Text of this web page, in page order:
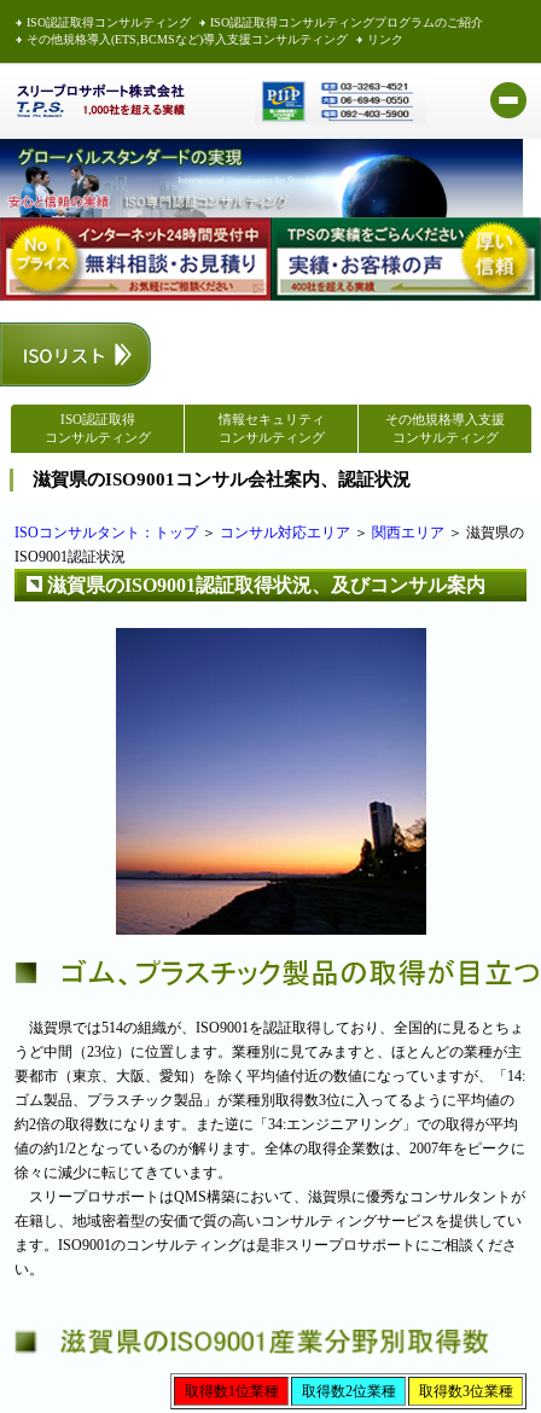
ISO認証取得コンサルティング
ISO認証取得コンサルティングプログラムのご紹介
その他規格導入(ETS,BCMSなど)導入支援コンサルティング
リンク
ISO認証取得
コンサルティング
情報セキュリティ
コンサルティング
その他規格導入支援
コンサルティング
滋賀県のISO9001コンサル会社案内、認証状況
ISOコンサルタント：トップ＞ コンサル対応エリア ＞ 関西エリア ＞ 滋賀県の
ISO9001認証状況
滋賀県のISO9001認証取得状況、及びコンサル案内
滋賀県では514の組織が、ISO9001を認証取得しており、全国的に見るとちょ
うど中間（23位）に位置します。業種別に見てみますと、ほとんどの業種が主
要都市（東京、大阪、愛知）を除く平均値付近の数値になっていますが、「14:
ゴム製品、プラスチック製品」が業種別取得数3位に入ってるように平均値の
約2倍の取得数になります。また逆に「34:エンジニアリング」での取得が平均
値の約1/2となっているのが解ります。全体の取得企業数は、2007年をピークに
徐々に減少に転じてきています。
スリープロサポートはQMS構築において、滋賀県に優秀なコンサルタントが
在籍し、地域密着型の安価で質の高いコンサルティングサービスを提供してい
ます。ISO9001のコンサルティングは是非スリープロサポートにご相談くださ
い。
取得数1位業種 取得数2位業種 取得数3位業種